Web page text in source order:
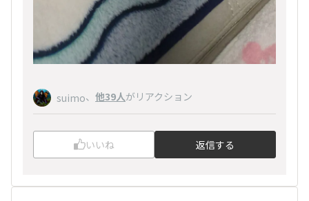
suimo、 他39人がリアクション
いいね 返信する